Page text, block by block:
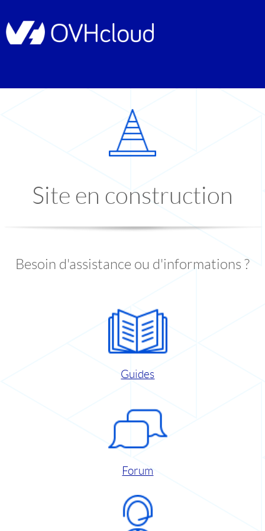
Site en construction
Besoin d'assistance ou d'informations ?
Guides
Forum